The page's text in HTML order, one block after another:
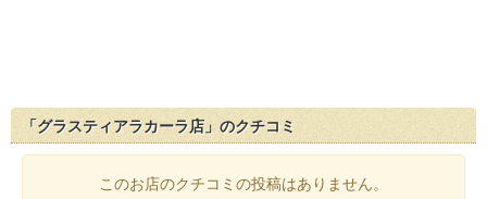
「グラスティアラカーラ店」のクチコミ
このお店のクチコミの投稿はありません。